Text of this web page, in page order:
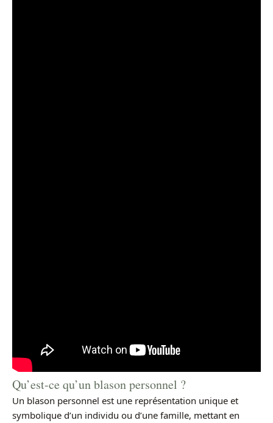
Qu’est-ce qu’un blason personnel ?
Un blason personnel est une représentation unique et
symbolique d’un individu ou d’une famille, mettant en